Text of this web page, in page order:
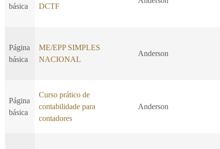
básica DCTF
Página
básica
ME/EPP SIMPLES
NACIONAL
Anderson
Página
básica
Curso prático de
contabilidade para
contadores
Anderson